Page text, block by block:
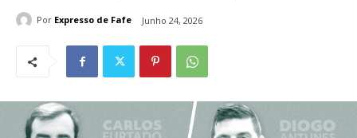
Por Expresso de Fafe Junho 24, 2026